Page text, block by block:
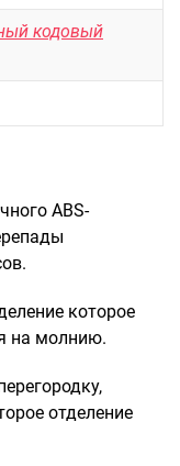
кодовый
ABS-
которое
на молнию.
отделение